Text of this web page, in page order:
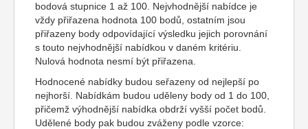
bodová stupnice 1 až 100. Nejvhodnější nabídce je
vždy přiřazena hodnota 100 bodů, ostatním jsou
přiřazeny body odpovídající výsledku jejich porovnání
s touto nejvhodnější nabídkou v daném kritériu.
Nulová hodnota nesmí být přiřazena.
Hodnocené nabídky budou seřazeny od nejlepší po
nejhorší. Nabídkám budou uděleny body od 1 do 100,
přičemž výhodnější nabídka obdrží vyšší počet bodů.
Udělené body pak budou zváženy podle vzorce: